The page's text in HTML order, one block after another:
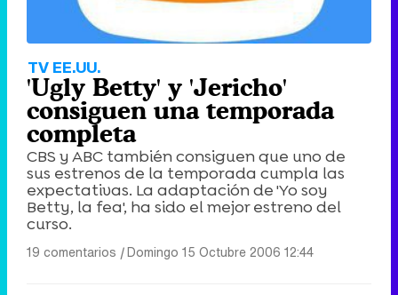
TV EE.UU.
'Ugly Betty' y 'Jericho'
consiguen una temporada
completa
CBS y ABC también consiguen que uno de
sus estrenos de la temporada cumpla las
expectativas. La adaptación de 'Yo soy
Betty, la fea', ha sido el mejor estreno del
curso.
19 comentarios |Domingo 15 Octubre 2006 12:44